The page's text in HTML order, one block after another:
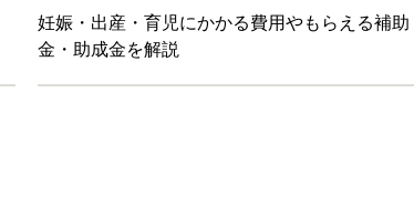
妊娠・出産・育児にかかる費用やもらえる補助
金・助成金を解説